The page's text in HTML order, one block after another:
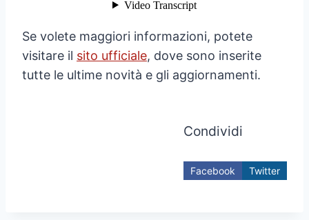
Se volete maggiori informazioni, potete
visitare il sito ufficiale, dove sono inserite
tutte le ultime novità e gli aggiornamenti.
Condividi
Facebook Twitter